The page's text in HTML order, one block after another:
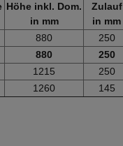
Höhe inkl. Dom.
in mm
Zulauf
in mm
880 250
880 250
1215 250
1260 145